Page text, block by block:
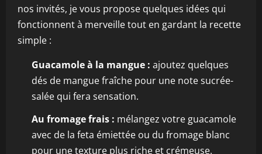
nos invités, je vous propose quelques idées qui
fonctionnent à merveille tout en gardant la recette
simple :
Guacamole à la mangue : ajoutez quelques
dés de mangue fraîche pour une note sucrée-
salée qui fera sensation.
Au fromage frais : mélangez votre guacamole
avec de la feta émiettée ou du fromage blanc
pour une texture plus riche et crémeuse.